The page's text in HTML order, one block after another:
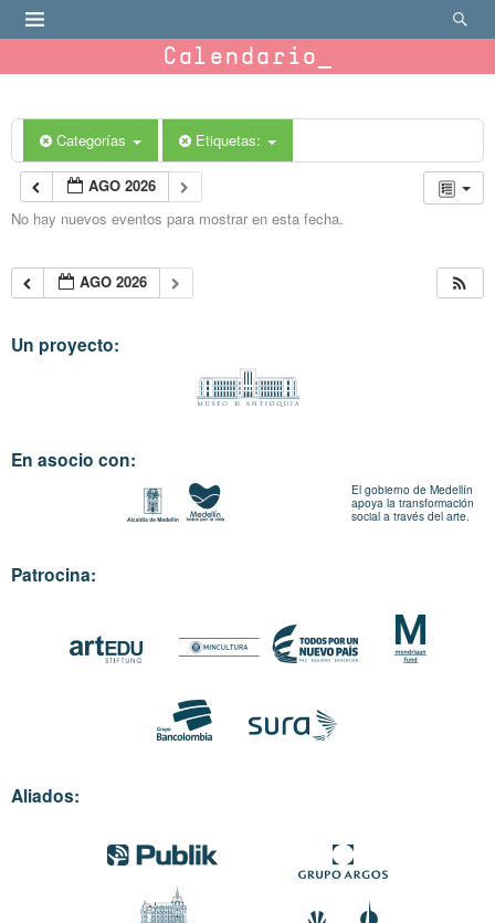
Calendario
Categorías Etiquetas:
AGO 2026
No hay nuevos eventos para mostrar en esta fecha.
AGO 2026
Un proyecto:
En asocio con:
El gobierno de Medellín
apoya la transformación
social a través del arte.
Patrocina:
Aliados: